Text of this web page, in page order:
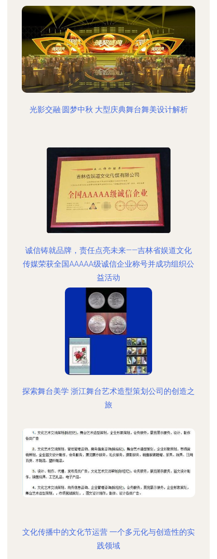
光影交融·圆梦中秋 大型庆典舞台舞美设计解析
诚信铸就品牌，责任点亮未来——吉林省娱道文化
传媒荣获全国AAAAA级诚信企业称号并成功组织公
益活动
探索舞台美学 浙江舞台艺术造型策划公司的创造之
旅
文化传播中的文化节运营 一个多元化与创造性的实
践领域